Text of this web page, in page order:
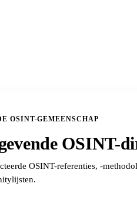
OSINT-GEMEENSCHAP
OSINT-
OSINT-referenties, -